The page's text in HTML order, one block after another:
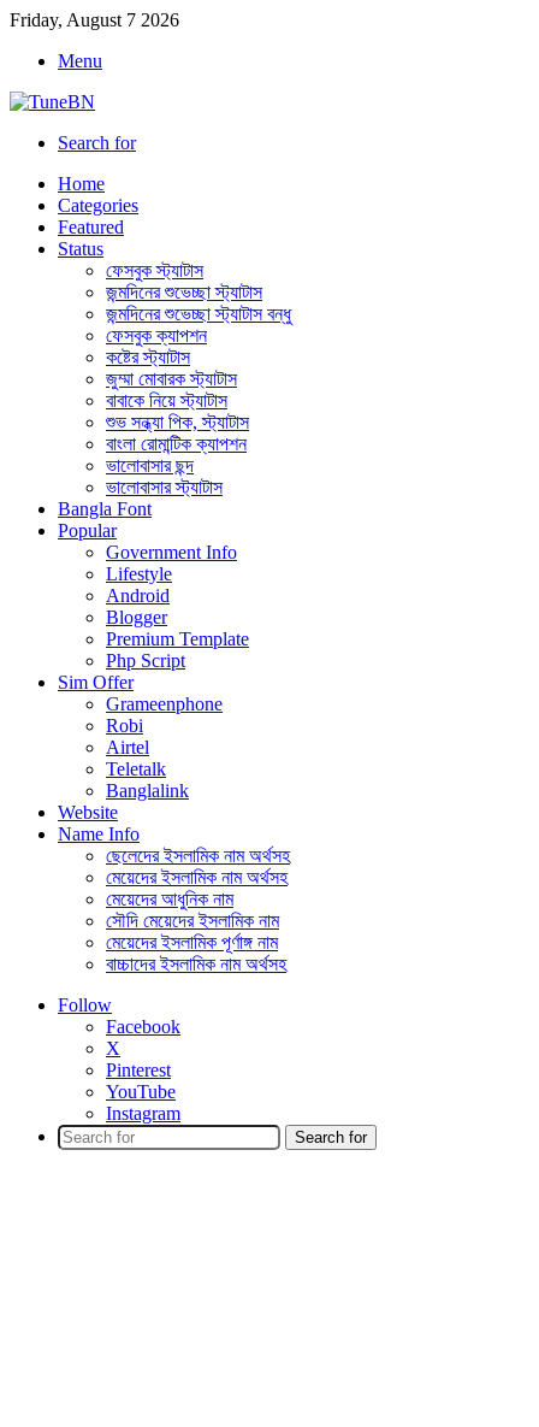
Friday, August 7 2026
Menu
Search for
Home
Categories
Featured
Status
ফেসবুক স্ট্যাটাস
জন্মদিনের শুভেচ্ছা স্ট্যাটাস
জন্মদিনের শুভেচ্ছা স্ট্যাটাস বন্ধু
ফেসবুক ক্যাপশন
কষ্টের স্ট্যাটাস
জুম্মা মোবারক স্ট্যাটাস
বাবাকে নিয়ে স্ট্যাটাস
শুভ সন্ধ্যা পিক, স্ট্যাটাস
বাংলা রোমান্টিক ক্যাপশন
ভালোবাসার ছন্দ
ভালোবাসার স্ট্যাটাস
Bangla Font
Popular
Government Info
Lifestyle
Android
Blogger
Premium Template
Php Script
Sim Offer
Grameenphone
Robi
Airtel
Teletalk
Banglalink
Website
Name Info
ছেলেদের ইসলামিক নাম অর্থসহ
মেয়েদের ইসলামিক নাম অর্থসহ
মেয়েদের আধুনিক নাম
সৌদি মেয়েদের ইসলামিক নাম
মেয়েদের ইসলামিক পূর্ণাঙ্গ নাম
বাচ্চাদের ইসলামিক নাম অর্থসহ
Follow
Facebook
X
Pinterest
YouTube
Instagram
Search for